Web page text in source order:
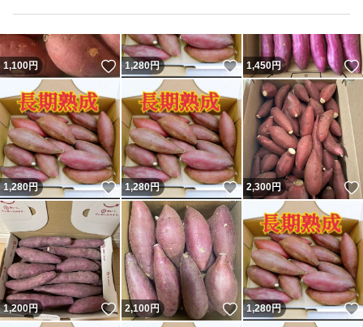
1,100円 いいね！
1,280円 いいね！
1,450円
1,280円 いいね！
1,280円 いいね！
2,300円
1,200円 いいね！
2,100円 いいね！
1,280円